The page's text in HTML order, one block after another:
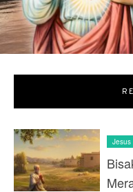
Jesus